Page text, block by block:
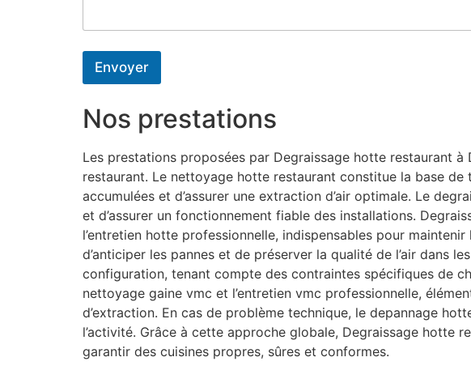
Envoyer
Nos prestations
Les prestations proposées par Degraissage hotte restaurant
restaurant. Le nettoyage hotte restaurant constitue la base de
accumulées et d’assurer une extraction d’air optimale. Le
et d’assurer un fonctionnement fiable des installations.
l’entretien hotte professionnelle, indispensables pour
d’anticiper les pannes et de préserver la qualité de l’air dans
configuration, tenant compte des contraintes spécifiques de
nettoyage gaine vmc et l’entretien vmc professionnelle,
d’extraction. En cas de problème technique, le depannage
l’activité. Grâce à cette approche globale, Degraissage hotte
garantir des cuisines propres, sûres et conformes.